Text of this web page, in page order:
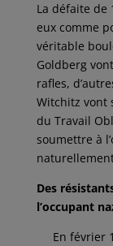
La défaite de
eux comme
véritable
Goldberg
rafles,
Witchitz vont
du Travail
soumettre à
Des
l’occupant
En février